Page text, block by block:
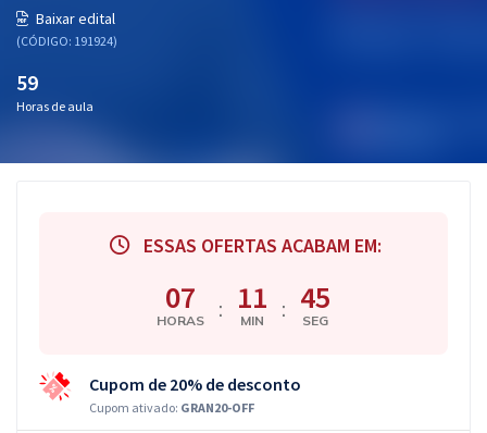
Blog
Aprovados
Baixar edital
(CÓDIGO: 191924)
59
Horas de aula
ESSAS OFERTAS ACABAM EM:
07
HORAS : 11
MIN : 45
SEG
Cupom de 20% de desconto
Cupom ativado: GRAN20-OFF